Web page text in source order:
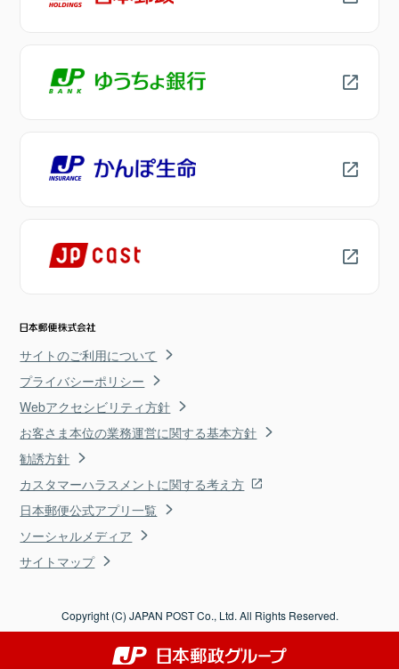
サイトのご利用について
プライバシーポリシー
Webアクセシビリティ方針
お客さま本位の業務運営に関する基本方針
勧誘方針
カスタマーハラスメントに関する考え方
日本郵便公式アプリ一覧
ソーシャルメディア
サイトマップ
Copyright (C) JAPAN POST Co., Ltd. All Rights Reserved.